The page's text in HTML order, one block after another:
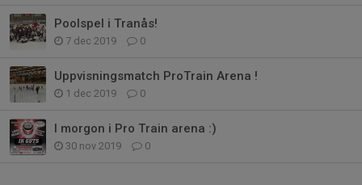
Poolspel i Tranås!
7 dec 2019 0
Uppvisningsmatch ProTrain Arena !
1 dec 2019 0
I morgon i Pro Train arena :)
30 nov 2019 0